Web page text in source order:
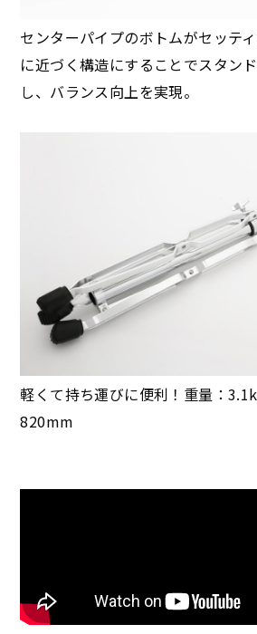
センターパイプのボトムがセッテ
に近づく構造にすることでスタン
し、バランス向上を実現。
軽くて持ち運びに便利！重量：
820mm